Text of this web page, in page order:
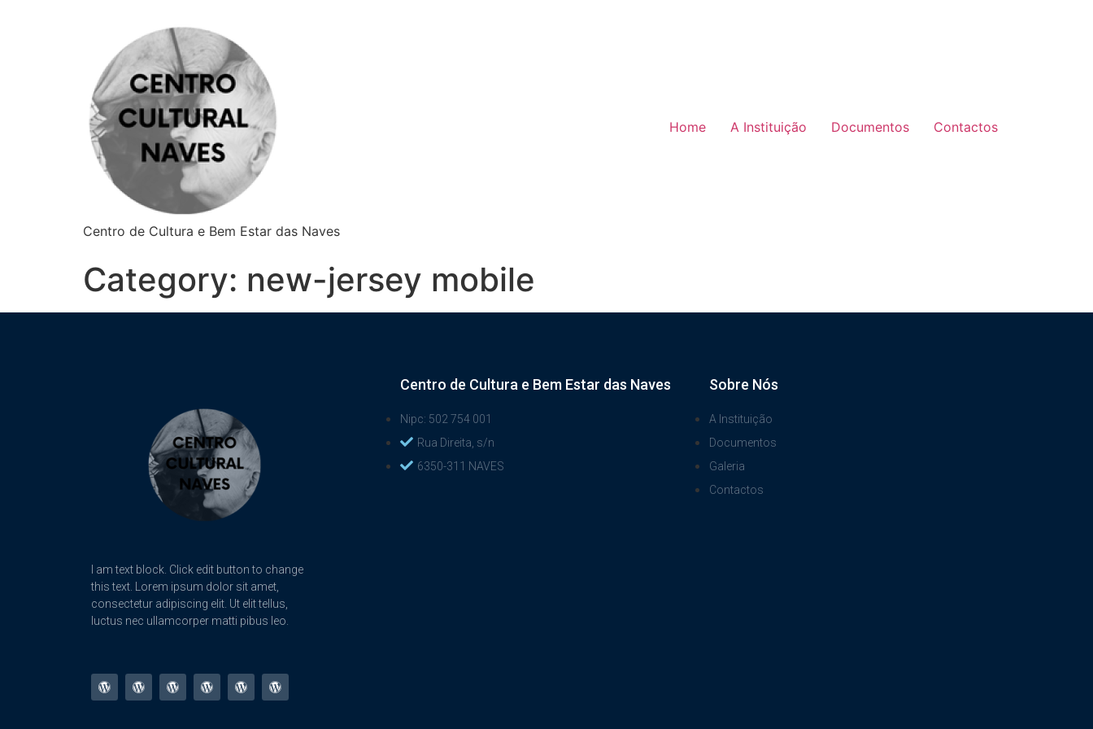
Centro de Cultura e Bem Estar das Naves
Home A Instituição Documentos Contactos
Category: new-jersey mobile
I am text block. Click edit button to change
this text. Lorem ipsum dolor sit amet,
consectetur adipiscing elit. Ut elit tellus,
luctus nec ullamcorper matti pibus leo.
Centro de Cultura e Bem Estar das Naves
Nipc: 502 754 001
Rua Direita, s/n
6350-311 NAVES
Sobre Nós
A Instituição
Documentos
Galeria
Contactos